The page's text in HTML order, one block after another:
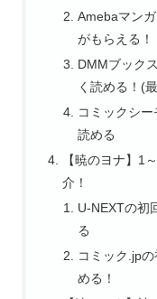
Amebaマン
がもらえる！
DMMブック
く読める！(
コミックシ
読める
【暁のヨナ】1
介！
U-NEXTの初
る
コミック.jp
める！